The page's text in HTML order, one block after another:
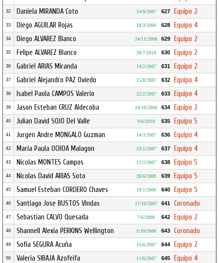
32 Daniela MIRANDA Coto 24/9/2007 627 Equipo 2
33 Diego AGUILAR Rojas 18/3/2006 628 Equipo 4
34 Diego ALVAREZ Blanco 24/11/2006 629 Equipo 2
35 Felipe ALVAREZ Blanco 29/7/2010 630 Equipo 2
36 Gabriel ARIAS Miranda 14/2/2007 631 Equipo 2
37 Gabriel Alejandro PAZ Oviedo 15/8/2007 632 Equipo 4
38 Isabel Paola CAMPOS Valerio 22/2/2007 633 Equipo 4
39 Jason Esteban CRUZ Aldecoba 24/10/2006 634 Equipo 2
40 Julian David SOJO Del Valle 9/6/2010 635 Equipo 5
41 Jurgen Andre MONGALO Guzman 14/3/2007 636 Equipo 4
42 Maria Paula OCHOA Malagon 23/1/2007 637 Equipo 4
43 Nicolas MONTES Campos 12/2/2007 638 Equipo 5
44 Nicolas David ARIAS Soto 28/6/2009 639 Equipo 5
45 Samuel Esteban CORDERO Chaves 19/1/2009 640 Equipo 5
46 Santiago Jose BUSTOS Vindas 17/10/2007 641 Coronado
47 Sebastian CALVO Quesada 7/6/2006 642 Equipo 2
48 Shannell Alexia PERKINS Wellington 5/10/2006 643 Coronado
49 Sofia SEGURA Acuña 15/6/2007 644 Equipo 2
50 Valeria SIBAJA Azofeifa 11/6/2007 645 Equipo 4